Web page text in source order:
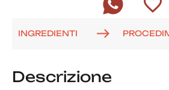
INGREDIENTI
Descrizione